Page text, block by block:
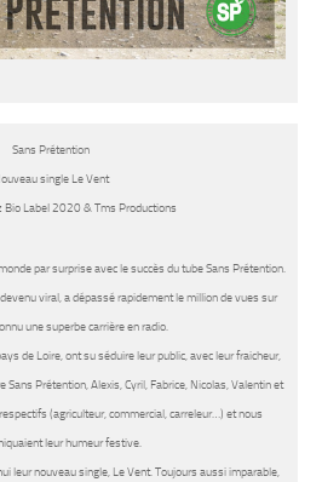
Sans Prétention
single Le Vent
Bio Label 2020 & Tms Productions
par surprise avec le succès du tubeSans Prétention.
viral, a dépassé rapidement le million de vues sur
une superbe carrière en radio.
de Loire, ont su séduire leur public, avec leur fraicheur,
Sans Prétention, Alexis, Cyril, Fabrice, Nicolas, Valentin et
(agriculteur, commercial, carreleur…) et nous
leur humeur festive.
leur nouveau single, Le Vent.Toujours aussi imparable,